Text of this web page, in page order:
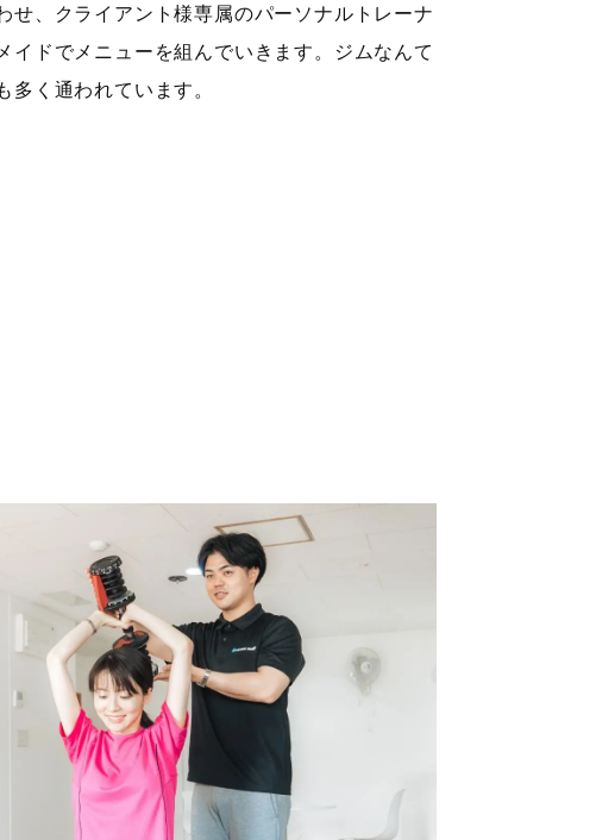
せ、クライアント様専属のパーソナルトレーナ
イドでメニューを組んでいきます。ジムなんて
多く通われています。